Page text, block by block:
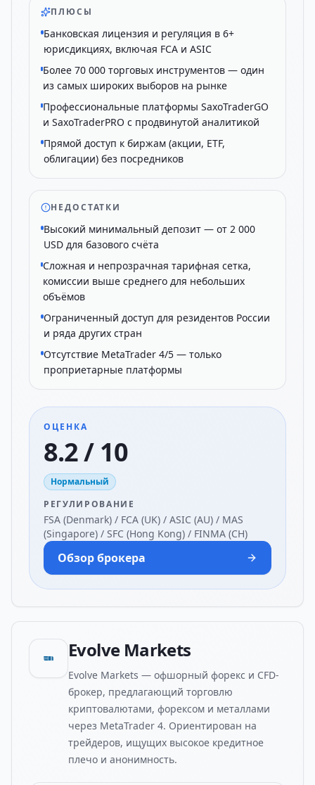
ПЛЮСЫ
Банковская лицензия и регуляция в 6+
юрисдикциях, включая FCA и ASIC
Более 70 000 торговых инструментов — один
из самых широких выборов на рынке
Профессиональные платформы SaxoTraderGO
и SaxoTraderPRO с продвинутой аналитикой
Прямой доступ к биржам (акции, ETF,
облигации) без посредников
НЕДОСТАТКИ
Высокий минимальный депозит — от 2 000
USD для базового счёта
Сложная и непрозрачная тарифная сетка,
комиссии выше среднего для небольших
объёмов
Ограниченный доступ для резидентов России
и ряда других стран
Отсутствие MetaTrader 4/5 — только
проприетарные платформы
ОЦЕНКА
8.2 / 10
Нормальный
РЕГУЛИРОВАНИЕ
FSA (Denmark) / FCA (UK) / ASIC (AU) / MAS
(Singapore) / SFC (Hong Kong) / FINMA (CH)
Обзор брокера
Evolve Markets
Evolve Markets — офшорный форекс и CFD-
брокер, предлагающий торговлю
криптовалютами, форексом и металлами
через MetaTrader 4. Ориентирован на
трейдеров, ищущих высокое кредитное
плечо и анонимность.